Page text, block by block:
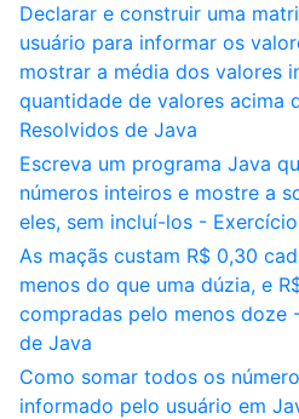
Declarar e construir uma
usuário para informar os
mostrar a média dos valores
quantidade de valores acima
Resolvidos de Java
Escreva um programa Java
números inteiros e mostre a
eles, sem incluí-los -
As maçãs custam R$ 0,30
menos do que uma dúzia, e
compradas pelo menos doze
de Java
Como somar todos os
informado pelo usuário em